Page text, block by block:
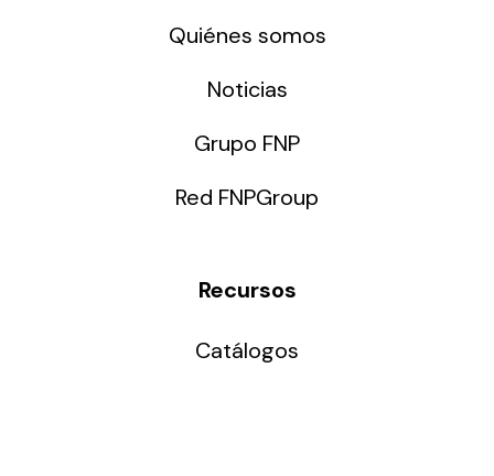
Quiénes somos
Noticias
Grupo FNP
Red FNPGroup
Recursos
Catálogos